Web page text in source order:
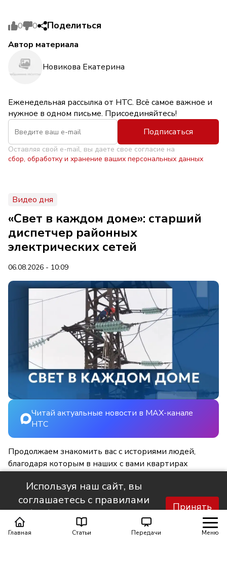
Главная Статьи Передачи Меню
0 0 Поделиться
Автор материала
Новикова Екатерина
Еженедельная рассылка от НТС. Всё самое важное и
нужное в одном письме. Присоединяйтесь!
Подписаться
Оставляя свой e-mail, вы даете свое согласие на
сбор, обработку и хранение ваших персональных данных
Видео дня
«Свет в каждом доме»: старший
диспетчер районных
электрических сетей
06.08.2026 - 10:09
Читай актуальные новости в MAX-канале
НТС
Продолжаем знакомить вас с историями людей,
благодаря которым в наших с вами квартирах
Используя наш сайт, вы
соглашаетесь с правилами
обработки персональных
данных.
Принять